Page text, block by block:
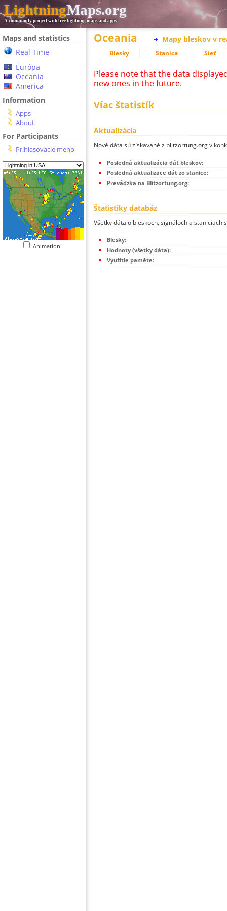
LightningMaps.org
A community project with free lightning maps and apps
Maps and statistics
Real Time
Európa
Oceania
America
Information
Apps
About
For Participants
Prihlasovacie meno
Animation
Oceania Mapy bleskov v
Blesky Stanica Sieť
Please note that the data
new ones in the future.
Víac štatistík
Aktualizácia
Nové dáta sú získavané z blitzortung.org v
Posledná aktualizácia dát bleskov:
Posledná aktualizace dát zo stanice:
Prevádzka na Blitzortung.org:
Štatistiky databáz
Všetky dáta o bleskoch, signáloch a
Blesky:
Hodnoty (všetky dáta):
Využitie paměte: